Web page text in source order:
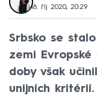
18. říj 2020, 20:29
Srbsko se
zemi
doby však
unijních